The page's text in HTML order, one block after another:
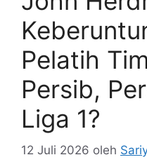
Pelatih
Persib,
Liga 1?
12 Juli 2026 oleh